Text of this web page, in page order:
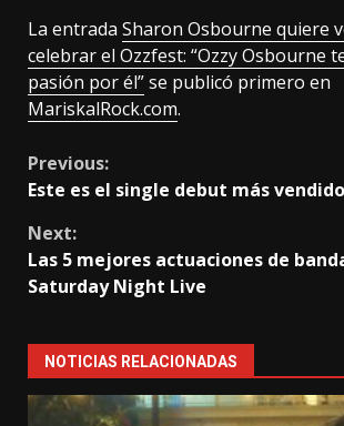
La entrada Sharon Osbourne quiere
celebrar el Ozzfest: “Ozzy Osbourne
pasión por él”se publicó primero en
MariskalRock.com.
Continue
Reading
Previous:
Este es el single debut más
Next:
Las 5 mejores actuaciones de
Saturday Night Live
NOTICIAS RELACIONADAS